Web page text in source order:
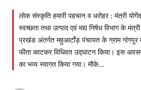
लोक संस्कृति हमारी पहचान व धरोहर : मंत्री
स्वच्छता तथा उत्पाद एवं मद्य निषेध विभाग के
प्रखंड अंतर्गत महुआटाँड़ पंचायत के ग्राम गांगपुर
फीता काटकर विधिवत उद्घाटन किया। इस
का भव्य स्वागत किया गया। मौके…